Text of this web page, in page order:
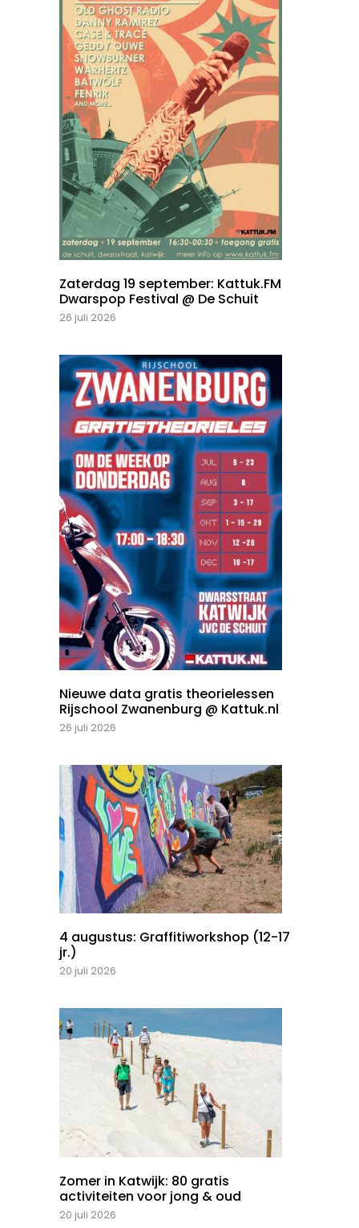
Zaterdag 19 september: Kattuk.FM
Dwarspop Festival @ De Schuit
26 juli 2026
Nieuwe data gratis theorielessen
Rijschool Zwanenburg @ Kattuk.nl
26 juli 2026
4 augustus: Graffitiworkshop (12-17
jr.)
20 juli 2026
Zomer in Katwijk: 80 gratis
activiteiten voor jong & oud
20 juli 2026